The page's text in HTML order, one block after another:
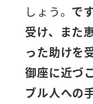
しょう。 で
受け、 また
った助けを
御座に近づ
ブル人への